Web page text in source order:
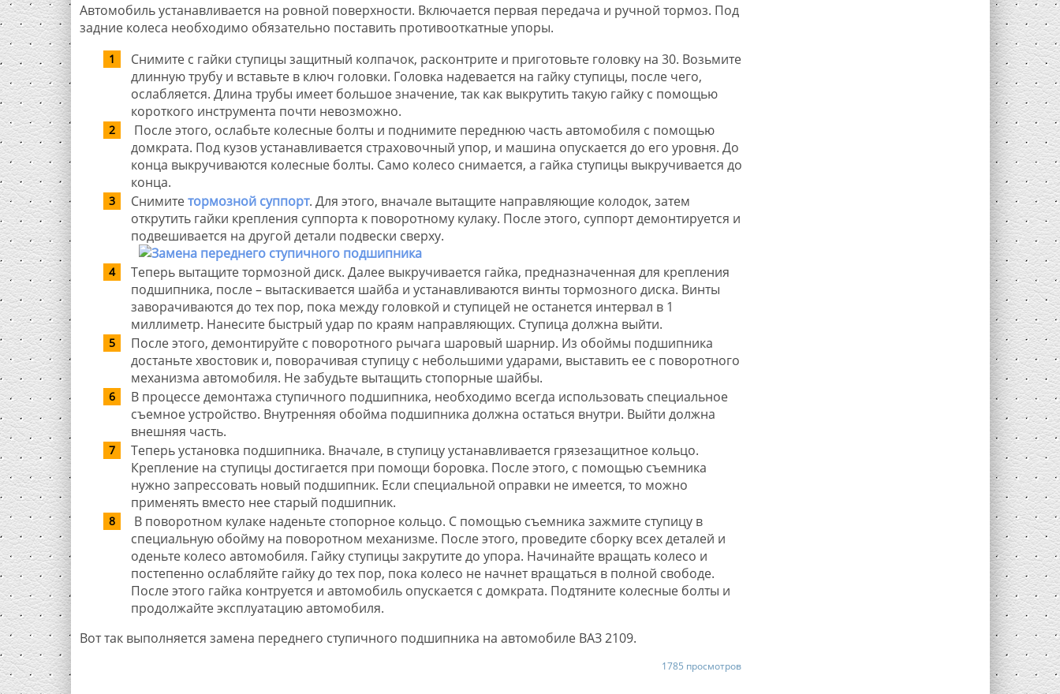
Автомобиль устанавливается на ровной поверхности. Включается первая передача и ручной тормоз. Под
задние колеса необходимо обязательно поставить противооткатные упоры.
Снимите с гайки ступицы защитный колпачок, расконтрите и приготовьте головку на 30. Возьмите
длинную трубу и вставьте в ключ головки. Головка надевается на гайку ступицы, после чего,
ослабляется. Длина трубы имеет большое значение, так как выкрутить такую гайку с помощью
короткого инструмента почти невозможно.
После этого, ослабьте колесные болты и поднимите переднюю часть автомобиля с помощью
домкрата. Под кузов устанавливается страховочный упор, и машина опускается до его уровня. До
конца выкручиваются колесные болты. Само колесо снимается, а гайка ступицы выкручивается до
конца.
Снимитетормозной суппорт. Для этого, вначале вытащите направляющие колодок, затем
открутить гайки крепления суппорта к поворотному кулаку. После этого, суппорт демонтируется и
подвешивается на другой детали подвески сверху.
Теперь вытащите тормозной диск. Далее выкручивается гайка, предназначенная для крепления
подшипника, после – вытаскивается шайба и устанавливаются винты тормозного диска. Винты
заворачиваются до тех пор, пока между головкой и ступицей не останется интервал в 1
миллиметр. Нанесите быстрый удар по краям направляющих. Ступица должна выйти.
После этого, демонтируйте с поворотного рычага шаровый шарнир. Из обоймы подшипника
достаньте хвостовик и, поворачивая ступицу с небольшими ударами, выставить ее с поворотного
механизма автомобиля. Не забудьте вытащить стопорные шайбы.
В процессе демонтажа ступичного подшипника, необходимо всегда использовать специальное
съемное устройство. Внутренняя обойма подшипника должна остаться внутри. Выйти должна
внешняя часть.
Теперь установка подшипника. Вначале, в ступицу устанавливается грязезащитное кольцо.
Крепление на ступицы достигается при помощи боровка. После этого, с помощью съемника
нужно запрессовать новый подшипник. Если специальной оправки не имеется, то можно
применять вместо нее старый подшипник.
В поворотном кулаке наденьте стопорное кольцо. С помощью съемника зажмите ступицу в
специальную обойму на поворотном механизме. После этого, проведите сборку всех деталей и
оденьте колесо автомобиля. Гайку ступицы закрутите до упора. Начинайте вращать колесо и
постепенно ослабляйте гайку до тех пор, пока колесо не начнет вращаться в полной свободе.
После этого гайка контруется и автомобиль опускается с домкрата. Подтяните колесные болты и
продолжайте эксплуатацию автомобиля.
Вот так выполняется замена переднего ступичного подшипника на автомобиле ВАЗ 2109.
1785 просмотров